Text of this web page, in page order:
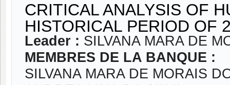
CRITICAL ANALYSIS OF
HISTORICAL PERIOD OF
Leader : SILVANA MARA DE
MEMBRES DE LA BANQUE :
SILVANA MARA DE MORAIS